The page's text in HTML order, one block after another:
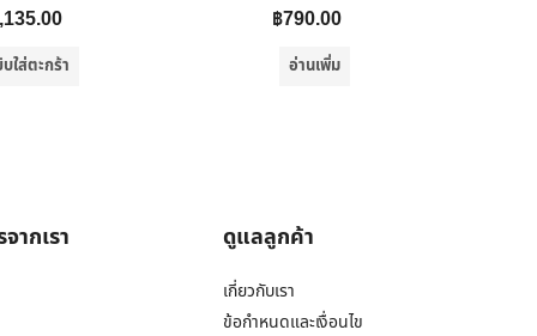
ใส่ตะกร้า
฿790.00
อ่านเพิ่ม
ากเรา ดูแลลูกค้า
เกี่ยวกับเรา
ข้อกำหนดและเงื่อนไข